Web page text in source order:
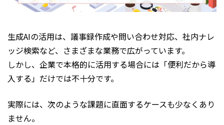
生成AIの活用は、議事録作成や問い合わせ対応、社内ナレ
ッジ検索など、さまざまな業務で広がっています。
しかし、企業で本格的に活用する場合には「便利だから導
入する」だけでは不十分です。
実際には、次のような課題に直面するケースも少なくあり
ません。